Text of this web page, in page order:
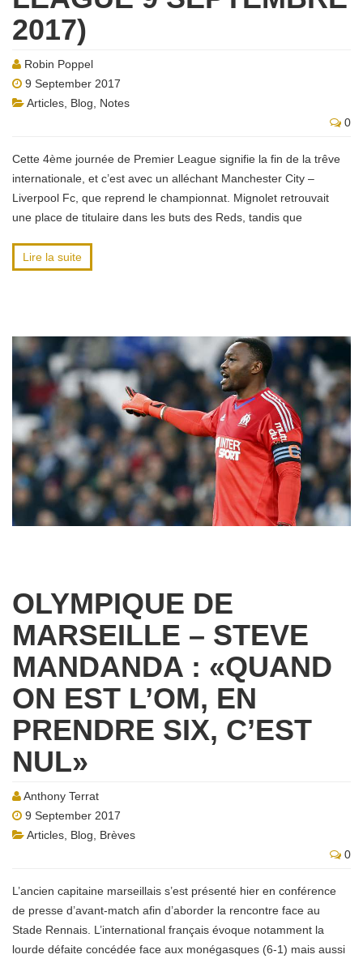
2017)
Robin Poppel
9 September 2017
Articles Blog
Notes
0
Cette 4ème journée de Premier League signifie la fin de la trêve
internationale, et c’est avec un alléchant Manchester City –
Liverpool Fc, que reprend le championnat. Mignolet retrouvait
une place de titulaire dans les buts des Reds, tandis que
Lire la suite
OLYMPIQUE DE
MARSEILLE – STEVE
MANDANDA : «QUAND
ON EST L’OM, EN
PRENDRE SIX, C’EST
NUL»
Anthony Terrat
9 September 2017
Articles Blog
Brèves
0
L’ancien capitaine marseillais s’est présenté hier en conférence
de presse d’avant-match afin d’aborder la rencontre face au
Stade Rennais. L’international français évoque notamment la
lourde défaite concédée face aux monégasques (6-1) mais aussi